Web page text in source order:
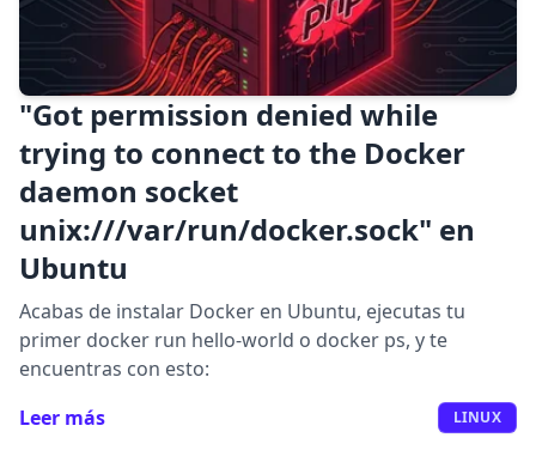
"Got permission denied while
trying to connect to the Docker
daemon socket
unix:///var/run/docker.sock" en
Ubuntu
Acabas de instalar Docker en Ubuntu, ejecutas tu
primer docker run hello-world o docker ps, y te
encuentras con esto:
Leer más
LINUX